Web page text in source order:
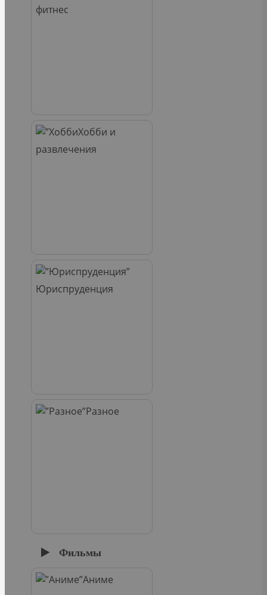
фитнес
Хобби и
развлечения
Юриспруденция
Разное
Фильмы
Аниме